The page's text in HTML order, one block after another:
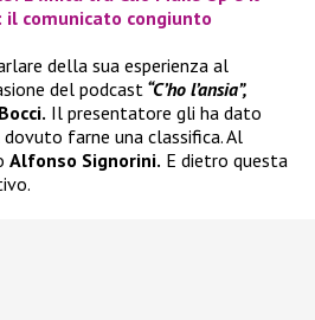
comunicato congiunto
della sua esperienza al
del podcast “C’ho l’ansia”,
Il presentatore gli ha dato
farne una classifica. Al
Alfonso Signorini. E dietro questa